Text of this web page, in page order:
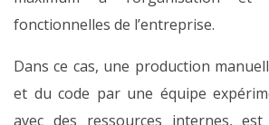
fonctionnelles de l’entreprise.
Dans ce cas, une production
et du code par une équipe
avec des ressources internes,